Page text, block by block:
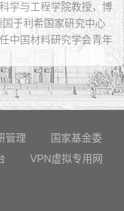
学与工程学院教授，博
于利希国家研究中心
中国材料研究学会青年
土学会热防护分会副
员。先后入选“中国有
云南省“兴滇英才计划”
人才等称号，并获云南
管理
国家基金委
VPN虚拟专用网